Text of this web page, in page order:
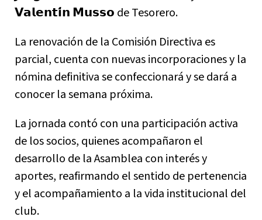
𝗩𝗮𝗹𝗲𝗻𝘁𝗶́𝗻 𝗠𝘂𝘀𝘀𝗼 de Tesorero.
La renovación de la Comisión Directiva es
parcial, cuenta con nuevas incorporaciones y la
nómina definitiva se confeccionará y se dará a
conocer la semana próxima.
La jornada contó con una participación activa
de los socios, quienes acompañaron el
desarrollo de la Asamblea con interés y
aportes, reafirmando el sentido de pertenencia
y el acompañamiento a la vida institucional del
club.